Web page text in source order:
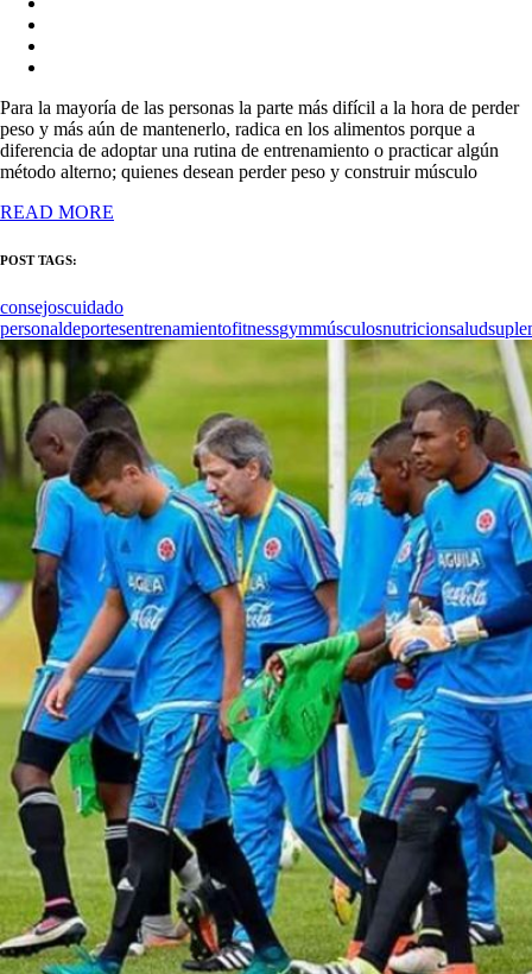
Para la mayoría de las personas la parte más difícil a la hora de perder
peso y más aún de mantenerlo, radica en los alimentos porque a
diferencia de adoptar una rutina de entrenamiento o practicar algún
método alterno; quienes desean perder peso y construir músculo
READ MORE
POST TAGS:
consejoscuidado
personaldeportesentrenamientofitnessgymmúsculosnutricionsalud